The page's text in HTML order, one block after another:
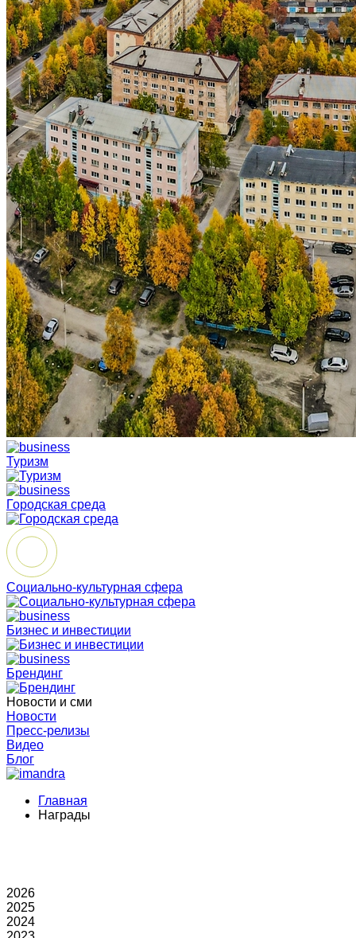
Туризм
Городская среда
Социально-культурная сфера
Бизнес и инвестиции
Брендинг
Новости и сми
Новости
Пресс-релизы
Видео
Блог
Главная
Награды
2026
2025
2024